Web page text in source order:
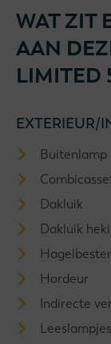
WAT ZIT
AAN
LIMITED
EXTERIEUR/
Buitenlamp
Dakluik
Dakluik heki
Hordeur
Indirecte
Leeslampjes